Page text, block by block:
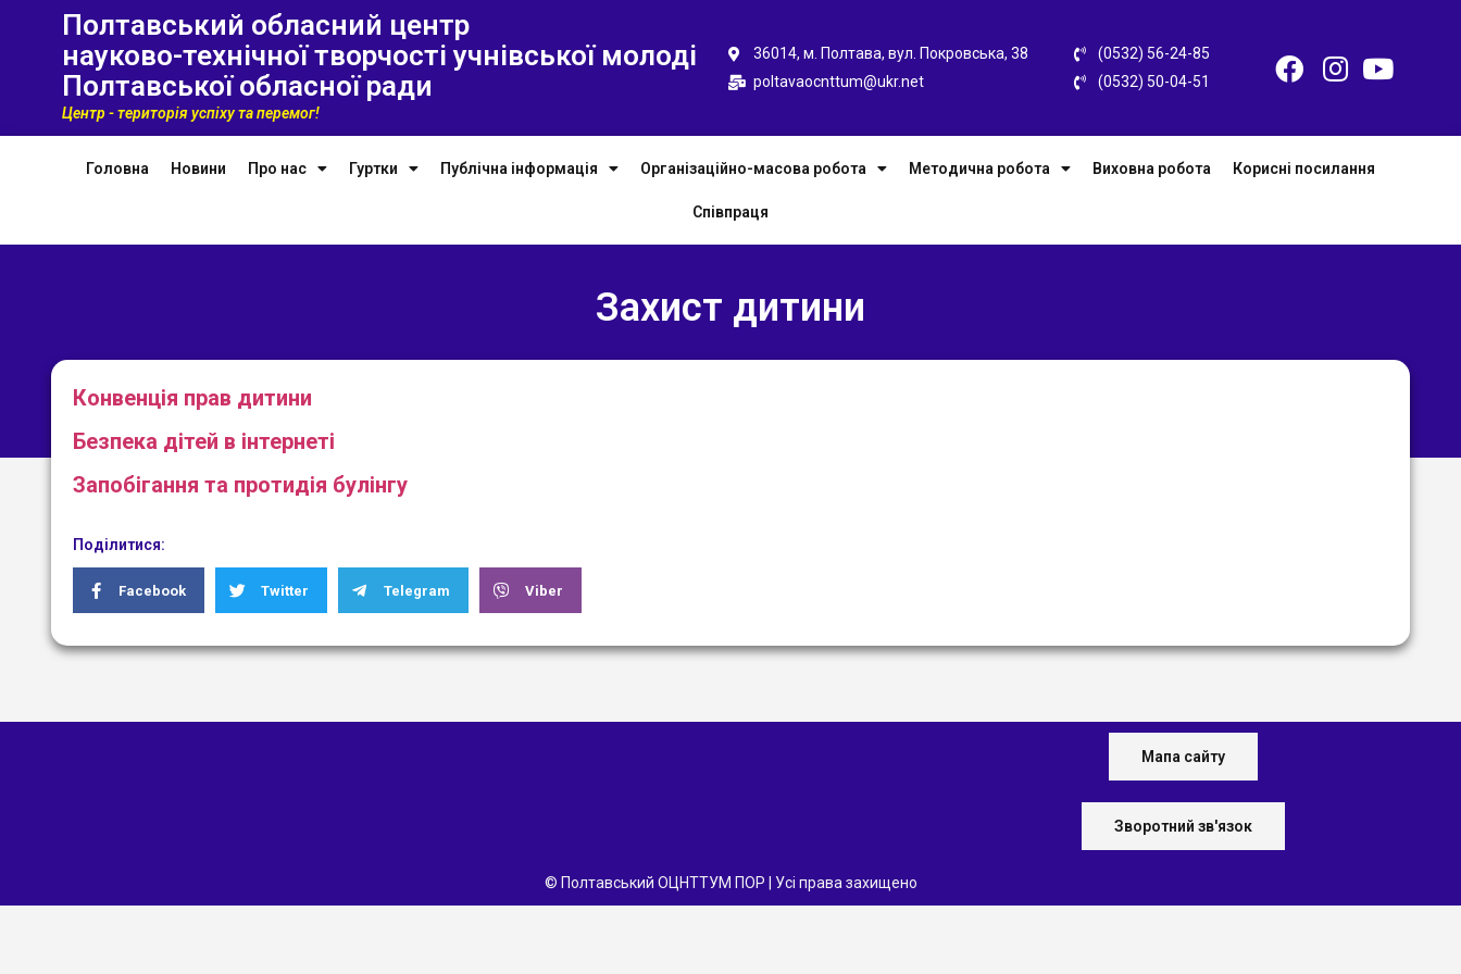
Полтавський обласний центр
науково-технічної творчості учнівської молоді
Полтавської обласної ради
Центр - територія успіху та перемог!
36014, м. Полтава, вул. Покровська, 38
poltavaocnttum@ukr.net
(0532) 56-24-85
(0532) 50-04-51
Головна Новини Про нас Гуртки Публічна інформація Організаційно-масова робота Методична робота Виховна робота Корисні посилання
Співпраця
Захист дитини
Конвенція прав дитини
Безпека дітей в інтернеті
Запобігання та протидія булінгу
Поділитися:
Facebook Twitter Telegram Viber
Мапа сайту
Зворотний зв'язок
© Полтавський ОЦНТТУМ ПОР | Усі права захищено